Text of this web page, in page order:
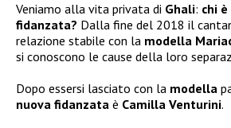
Veniamo alla vita privata di Ghali: chi
fidanzata? Dalla fine del 2018 il
relazione stabile con la modella
si conoscono le cause della loro
Dopo essersi lasciato con la modella
nuova fidanzata è Camilla Venturini.